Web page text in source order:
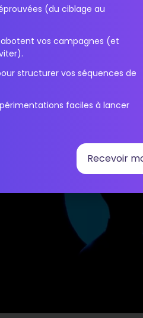
croissance
(du ciblage au
vos campagnes (et
structurer vos séquences de
faciles à lancer
Recevoir